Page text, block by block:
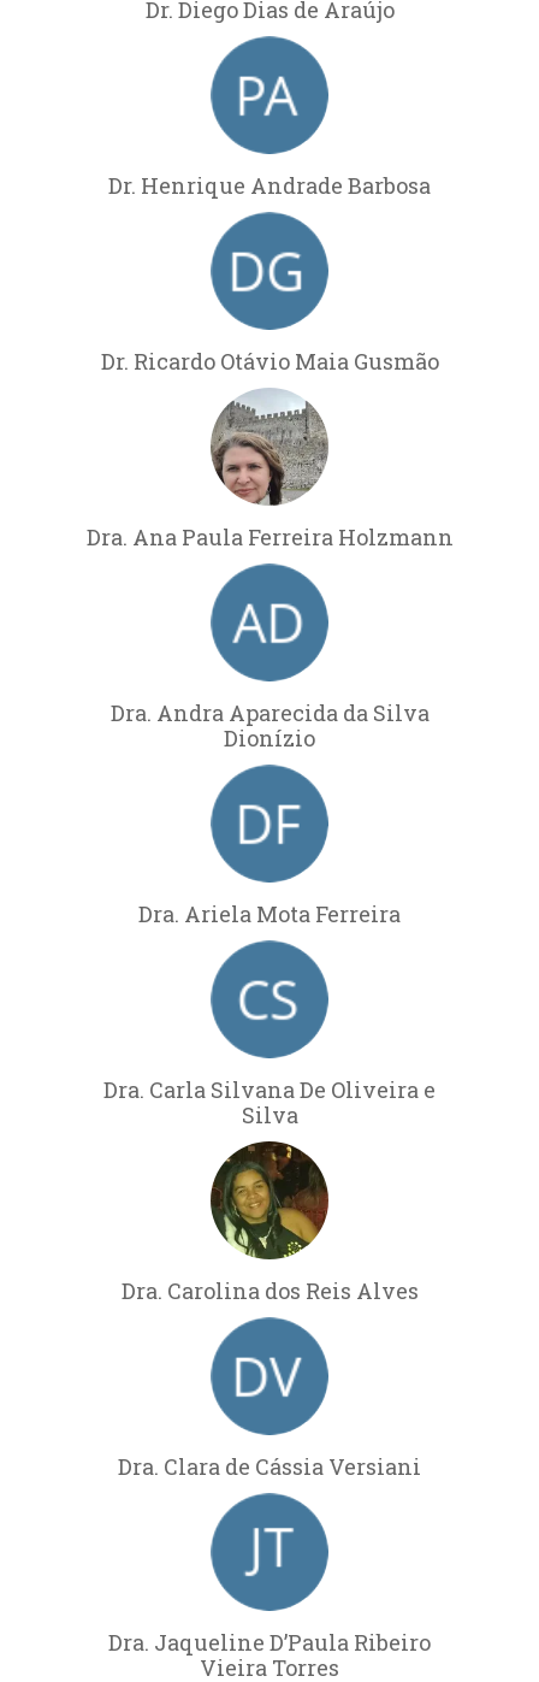
Dr. Diego Dias de Araújo
Dr. Henrique Andrade Barbosa
Dr. Ricardo Otávio Maia Gusmão
Dra. Ana Paula Ferreira Holzmann
Dra. Andra Aparecida da Silva
Dionízio
Dra. Ariela Mota Ferreira
Dra. Carla Silvana De Oliveira e
Silva
Dra. Carolina dos Reis Alves
Dra. Clara de Cássia Versiani
Dra. Jaqueline D’Paula Ribeiro
Vieira Torres